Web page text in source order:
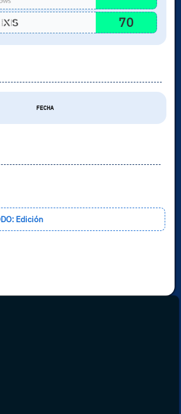
70
FECHA
Edición